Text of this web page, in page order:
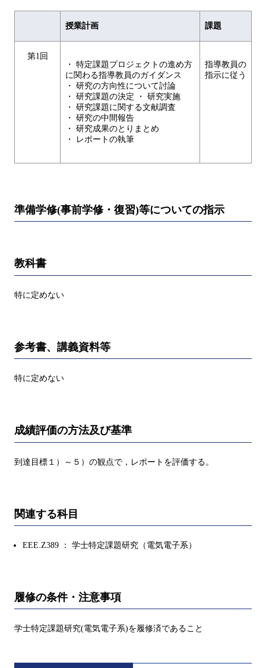
授業計画 課題
第1回
・ 特定課題プロジェクトの進め方
に関わる指導教員のガイダンス
・ 研究の方向性について討論
・ 研究課題の決定 ・ 研究実施
・ 研究課題に関する文献調査
・ 研究の中間報告
・ 研究成果のとりまとめ
・ レポートの執筆
指導教員の
指示に従う
準備学修(事前学修・復習)等についての指示
教科書
特に定めない
参考書、講義資料等
特に定めない
成績評価の方法及び基準
到達目標１）～５）の観点で，レポートを評価する。
関連する科目
EEE.Z389 ： 学士特定課題研究（電気電子系）
履修の条件・注意事項
学士特定課題研究(電気電子系)を履修済であること